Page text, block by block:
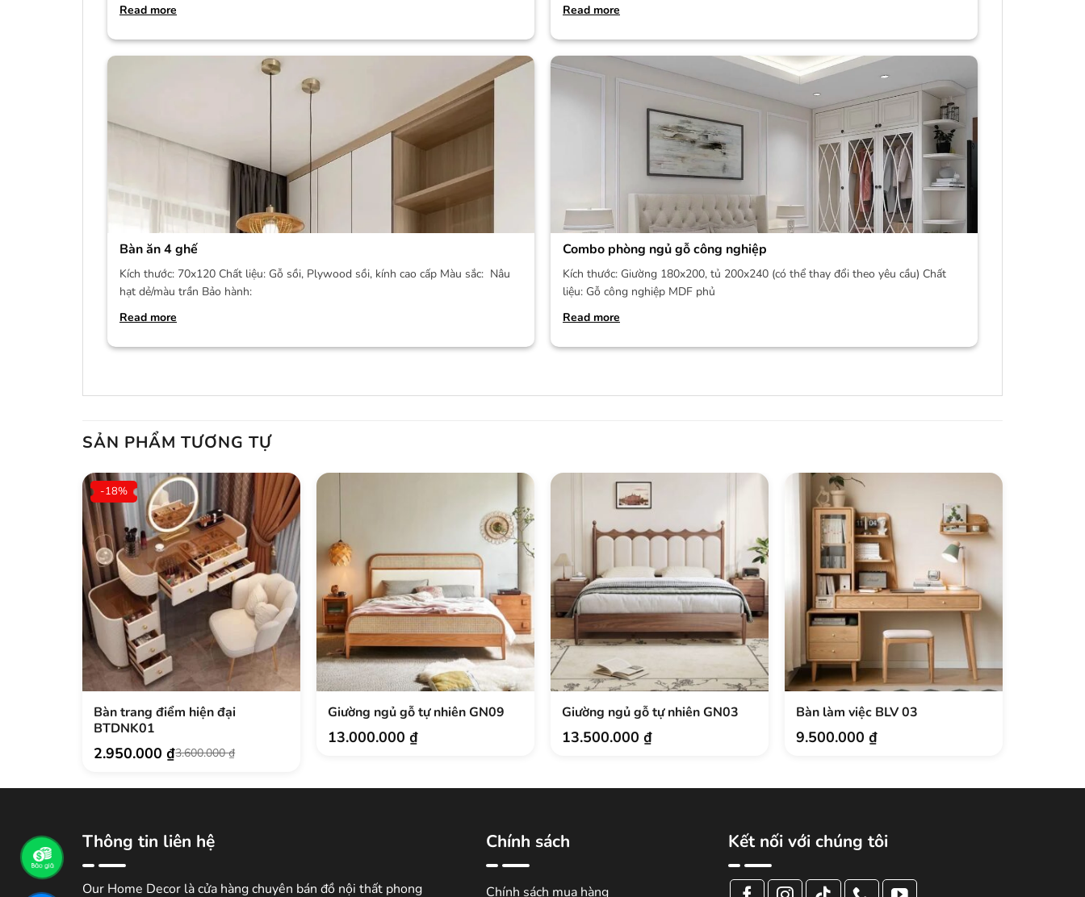
Read more
Read more
Bàn ăn 4 ghế
Kích thước: 70x120 Chất liệu: Gỗ sồi, Plywood sồi, kính cao cấp Màu sắc: Nâu
hạt dẻ/màu trần Bảo hành:
Read more
Combo phòng ngủ gỗ công nghiệp
Kích thước: Giường 180x200, tủ 200x240 (có thể thay đổi theo yêu cầu) Chất
liệu: Gỗ công nghiệp MDF phủ
Read more
SẢN PHẨM TƯƠNG TỰ
-18%
Bàn trang điểm hiện đại
BTDNK01
3.600.000₫
Giá
3.600.000 ₫.
2.950.000₫
Giá
là:
Giường ngủ gỗ tự nhiên GN09
13.000.000₫
Giường ngủ gỗ tự nhiên GN03
13.500.000₫
Bàn làm việc BLV 03
9.500.000₫
là:
Thông tin liên hệ
Our Home Decor là cửa hàng chuyên bán đồ nội thất phong
Chính sách
Chính sách mua hàng
Kết nối với chúng tôi